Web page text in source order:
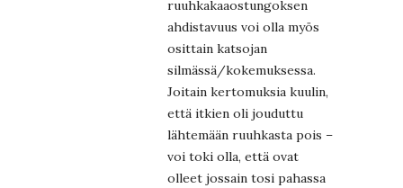
ruuhkakaaostungoksen
ahdistavuus voi olla myös
osittain katsojan
silmässä/kokemuksessa.
Joitain kertomuksia kuulin,
että itkien oli jouduttu
lähtemään ruuhkasta pois –
voi toki olla, että ovat
olleet jossain tosi pahassa